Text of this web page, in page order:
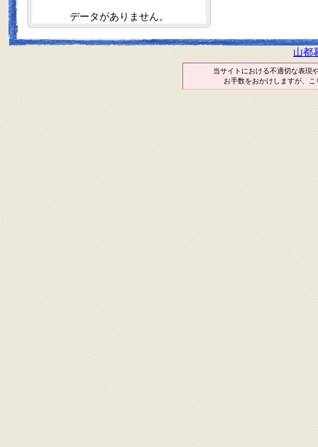
データがありません。
山都
当サイトにおける不適切な表現
お手数をおかけしますが、こ